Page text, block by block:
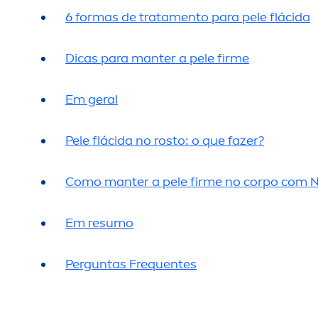
6 formas de tratamento para pele flácida
Dicas para manter a pele firme
Em geral
Pele flácida no rosto: o que fazer?
Como manter a pele firme no corpo com
Em resumo
Perguntas Frequentes